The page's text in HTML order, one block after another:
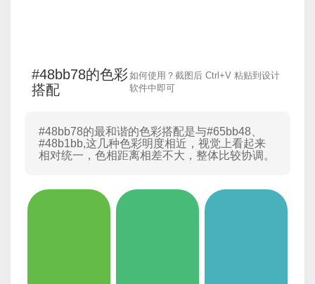
#48bb78的色彩
搭配
如何使用？截图后 Ctrl+V 粘贴到设计
软件中即可
#48bb78的最和谐的色彩搭配是与#65bb48
#48b1bb,这几种色彩明度相近，视觉上看起来
相对统一，色相距离相差不大，整体比较协调。